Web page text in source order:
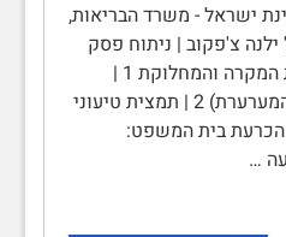
03 מדינת ישראל - משרד הבריאות,
צ'פקוב | ניתוח פסק
דין | תוכן עניינים | הצגת המקרה והמחלוקת 1 |
תמצית טיעוני המדינה (המערערת) 2 | תמצית טיעוני
(המשיבות) 2 | הכרעת בית המשפט:
…